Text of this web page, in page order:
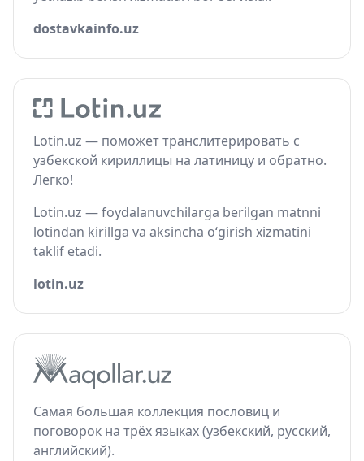
dostavkainfo.uz
Lotin.uz — поможет транслитерировать с
узбекской кириллицы на латиницу и обратно.
Легко!
Lotin.uz — foydalanuvchilarga berilgan matnni
lotindan kirillga va aksincha o‘girish xizmatini
taklif etadi.
lotin.uz
Самая большая коллекция пословиц и
поговорок на трёх языках (узбекский, русский,
английский).